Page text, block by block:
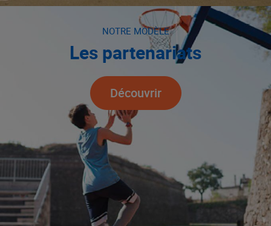
NOTRE MODÈLE
Les partenariats
Découvrir